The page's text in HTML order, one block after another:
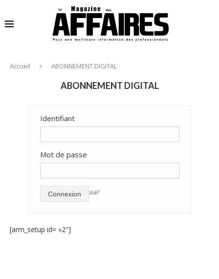
Accueil ABONNEMENT DIGITAL
ABONNEMENT DIGITAL
Identifiant
Mot de passe
mot de passe oublié?
Connexion
[arm_setup id= »2″]